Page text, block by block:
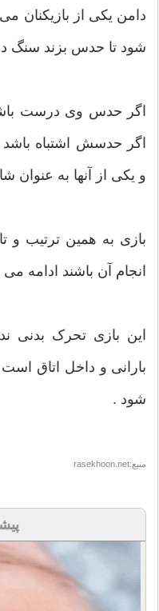
دامن یکی از بازیکنان
شود تا حدس بزند
اگر حدس وی درست
اگر حدسش اشتباه باشد
و یکی از آنها به عنوان
بازی به همین ترتیب و
انجام آن باشند ادامه می
این بازی تحرک بدنی
بارانی و داخل اتاق
شود .
منبع:rasekhoon.net